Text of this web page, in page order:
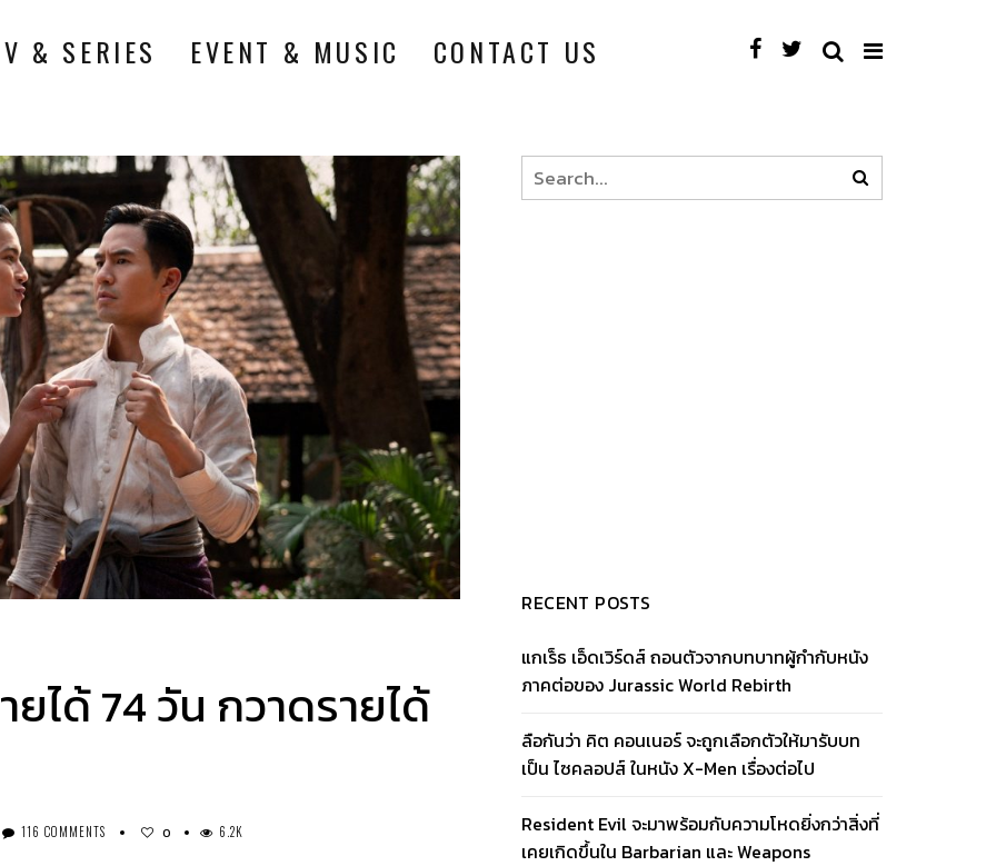
& SERIES EVENT & MUSIC CONTACT US
ได้ 74 วัน กวาดรายได้
116 COMMENTS 0 6.2K
RECENT POSTS
แกเร็ธ เอ็ดเวิร์ดส์ ถอนตัวจากบทบาทผู้กำกับหนัง
ภาคต่อของ Jurassic World Rebirth
ลือกันว่า คิต คอนเนอร์ จะถูกเลือกตัวให้มารับบท
เป็น ไซคลอปส์ ในหนัง X-Men เรื่องต่อไป
Resident Evil จะมาพร้อมกับความโหดยิ่งกว่าสิ่งที่
เคยเกิดขึ้นใน Barbarian และ Weapons